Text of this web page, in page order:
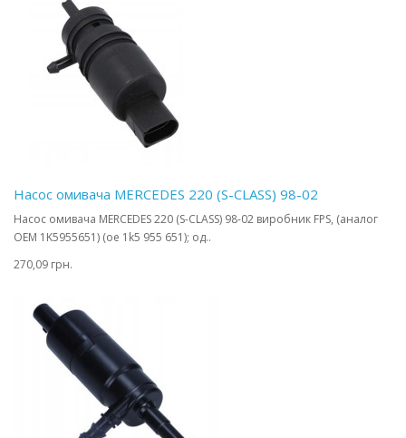
Насос омивача MERCEDES 220 (S-CLASS) 98-02
Насос омивача MERCEDES 220 (S-CLASS) 98-02 виробник FPS, (аналог
OEM 1K5955651) (oe 1k5 955 651); од..
270,09 грн.